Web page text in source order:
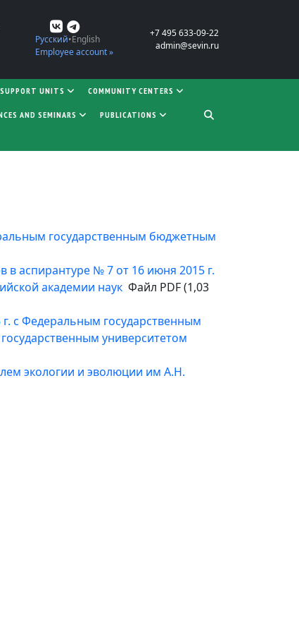
Русский English
Employee account »
+7 495 633-09-22
admin@sevin.ru
UNITS COMMUNITY CENTERS
AND SEMINARS PUBLICATIONS
государственным бюджетным
в аспирантуре № 7 от 16 июня 2015 г.
академии наук Файл PDF (1,03
с Федеральным государственным
университетом
экологии и эволюции им А.Н.